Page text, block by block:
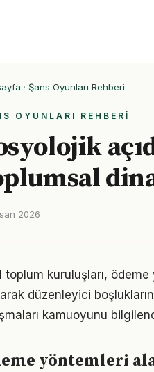
· Şans Oyunları Rehberi
OYUNLARI REHBERI
2026
toplum kuruluşları, ödeme
düzenleyici boşlukların
kamuoyunu
yöntemleri